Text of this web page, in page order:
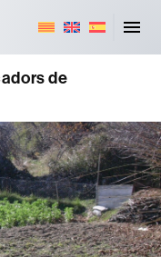
de